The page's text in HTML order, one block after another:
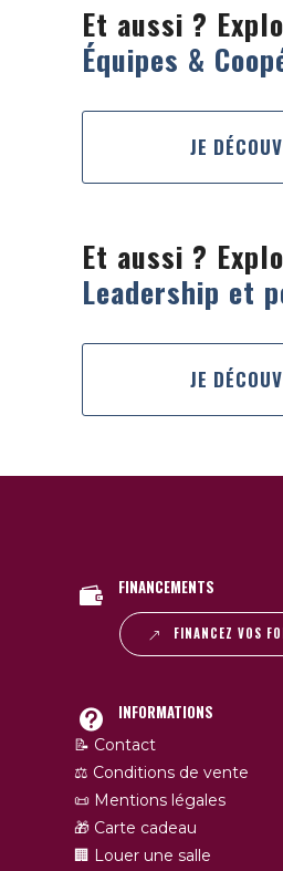
Et aussi ?
Équipes &
JE
Et aussi ?
Leadership et
JE
FINANCEMENTS
FINANCEZ VOS
INFORMATIONS
📝 Contact
⚖️ Conditions de vente
📜 Mentions légales
🎁 Carte cadeau
🏢 Louer une salle